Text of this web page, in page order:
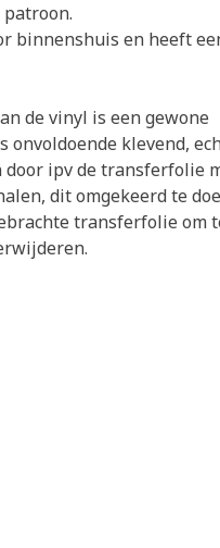
binnenshuis en heeft
de vinyl is een gewone
onvoldoende klevend,
door ipv de transferfolie
dit omgekeerd te
transferfolie om